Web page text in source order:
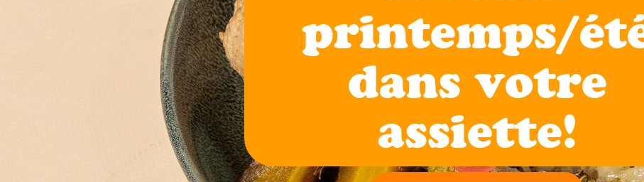
?
Des repas sains pour vos collègues,
bureau ou à la maison, en quelques